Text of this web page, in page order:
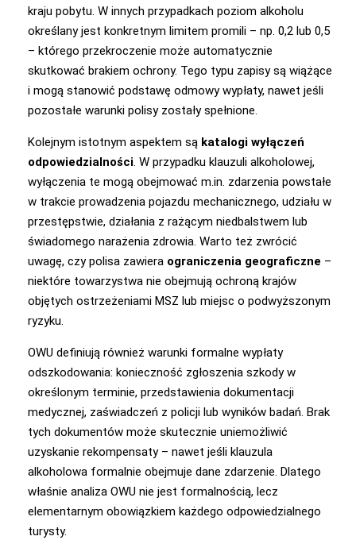
kraju pobytu. W innych przypadkach poziom alkoholu
określany jest konkretnym limitem promili – np. 0,2 lub 0,5
– którego przekroczenie może automatycznie
skutkować brakiem ochrony. Tego typu zapisy są wiążące
i mogą stanowić podstawę odmowy wypłaty, nawet jeśli
pozostałe warunki polisy zostały spełnione.
Kolejnym istotnym aspektem są katalogi wyłączeń
odpowiedzialności. W przypadku klauzuli alkoholowej,
wyłączenia te mogą obejmować m.in. zdarzenia powstałe
w trakcie prowadzenia pojazdu mechanicznego, udziału w
przestępstwie, działania z rażącym niedbalstwem lub
świadomego narażenia zdrowia. Warto też zwrócić
uwagę, czy polisa zawiera ograniczenia geograficzne –
niektóre towarzystwa nie obejmują ochroną krajów
objętych ostrzeżeniami MSZ lub miejsc o podwyższonym
ryzyku.
OWU definiują również warunki formalne wypłaty
odszkodowania: konieczność zgłoszenia szkody w
określonym terminie, przedstawienia dokumentacji
medycznej, zaświadczeń z policji lub wyników badań. Brak
tych dokumentów może skutecznie uniemożliwić
uzyskanie rekompensaty – nawet jeśli klauzula
alkoholowa formalnie obejmuje dane zdarzenie. Dlatego
właśnie analiza OWU nie jest formalnością, lecz
elementarnym obowiązkiem każdego odpowiedzialnego
turysty.